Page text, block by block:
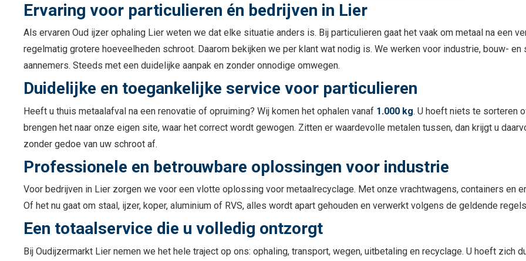
Ervaring voor particulieren én bedrijven in Lier
Als ervaren Oud ijzer ophaling Lier weten we dat elke situatie anders is. Bij particulieren gaat het vaak om metaal na een
regelmatig grotere hoeveelheden schroot. Daarom bekijken we per klant wat nodig is. We werken voor industrie, bouw- en
aannemers. Steeds met een duidelijke aanpak en zonder onnodige omwegen.
Duidelijke en toegankelijke service voor particulieren
Heeft u thuis metaalafval na een renovatie of opruiming? Wij komen het ophalen vanaf 1.000 kg. U hoeft niets te sorteren
brengen het naar onze eigen site, waar het correct wordt gewogen. Zitten er waardevolle metalen tussen, dan krijgt u
zonder gedoe van uw schroot af.
Professionele en betrouwbare oplossingen voor industrie
Voor bedrijven in Lier zorgen we voor een vlotte oplossing voor metaalrecyclage. Met onze vrachtwagens, containers en
Of het nu gaat om staal, ijzer, koper, aluminium of RVS, alles wordt apart gehouden en verwerkt volgens de geldende
Een totaalservice die u volledig ontzorgt
Bij Oudijzermarkt Lier nemen we het hele traject op ons: ophaling, transport, wegen, uitbetaling en recyclage. U hoeft zich